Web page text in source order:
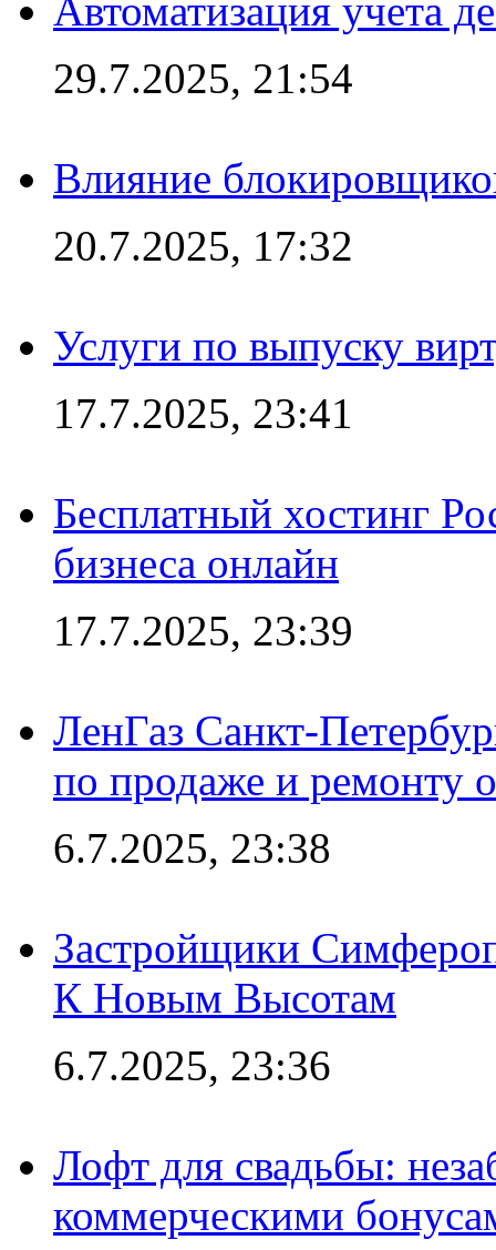
Автоматизация учета
29.7.2025, 21:54
Влияние
20.7.2025, 17:32
Услуги по выпуску
17.7.2025, 23:41
Бесплатный хостинг
бизнеса онлайн
17.7.2025, 23:39
ЛенГаз Санкт-
по продаже и ремонту
6.7.2025, 23:38
Застройщики
К Новым Высотам
6.7.2025, 23:36
Лофт для свадьбы:
коммерческими